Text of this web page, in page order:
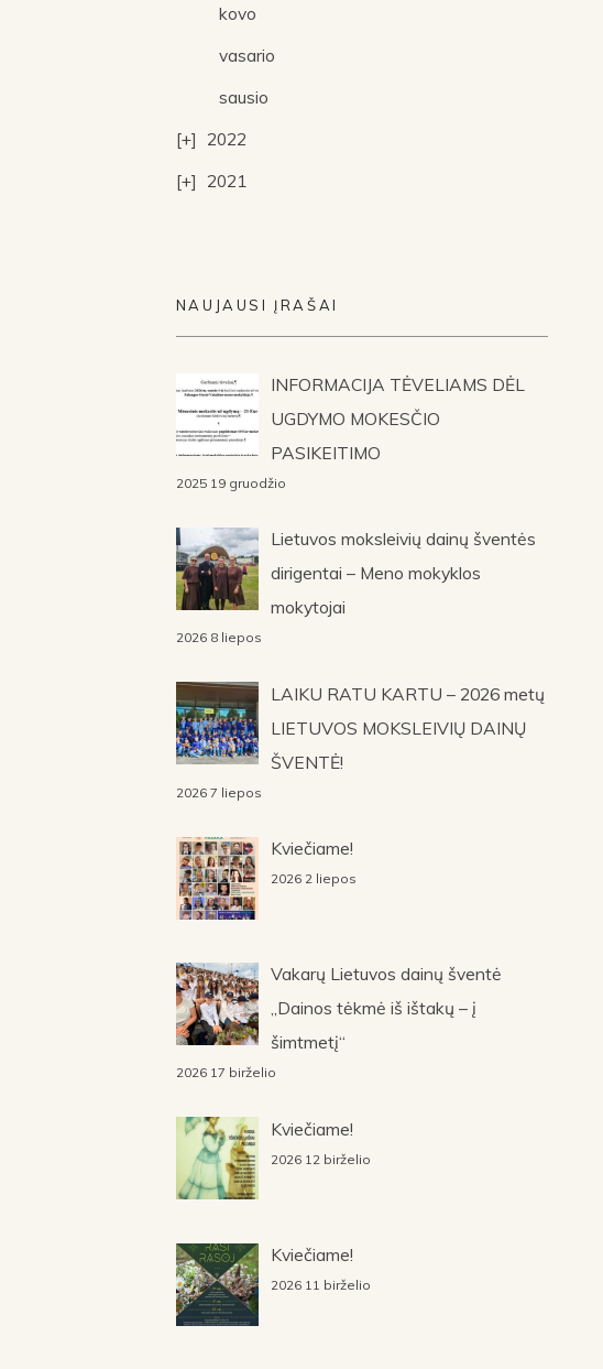
kovo
vasario
sausio
2022
2021
NAUJAUSI ĮRAŠAI
INFORMACIJA TĖVELIAMS DĖL
UGDYMO MOKESČIO
PASIKEITIMO
2025 19 gruodžio
Lietuvos moksleivių dainų šventės
dirigentai – Meno mokyklos
mokytojai
2026 8 liepos
LAIKU RATU KARTU – 2026 metų
LIETUVOS MOKSLEIVIŲ DAINŲ
ŠVENTĖ!
2026 7 liepos
Kviečiame!
2026 2 liepos
Vakarų Lietuvos dainų šventė
„Dainos tėkmė iš ištakų – į
šimtmetį“
2026 17 birželio
Kviečiame!
2026 12 birželio
Kviečiame!
2026 11 birželio